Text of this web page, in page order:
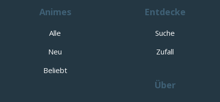
Animes
Alle
Neu
Beliebt
Entdecke
Suche
Zufall
Über